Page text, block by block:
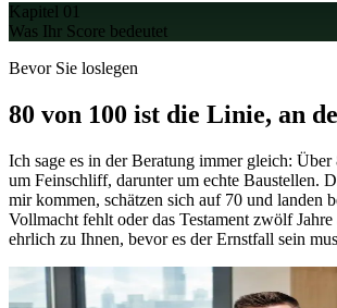
Kapitel 01
Was Ihr Score bedeutet
Bevor Sie loslegen
80 von 100 ist die Linie, an
Ich sage es in der Beratung immer gleich: Über
um Feinschliff, darunter um echte Baustellen.
mir kommen, schätzen sich auf 70 und landen
Vollmacht fehlt oder das Testament zwölf
ehrlich zu Ihnen, bevor es der Ernstfall sein
Florian Enders, Steuerberater -
Nachlass
machen